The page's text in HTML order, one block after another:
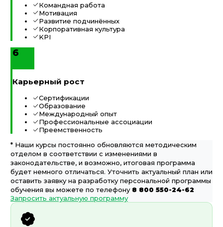
Командная работа
Мотивация
Развитие подчинённых
Корпоративная культура
KPI
6
Карьерный рост
Сертификации
Образование
Международный опыт
Профессиональные ассоциации
Преемственность
* Наши курсы постоянно обновляются методическим
отделом в соответствии с изменениями в
законодательстве, и возможно, итоговая программа
будет немного отличаться. Уточнить актуальный план или
оставить заявку на разработку персональной программы
обучения вы можете по телефону 8 800 550-24-62
Запросить актуальную программу